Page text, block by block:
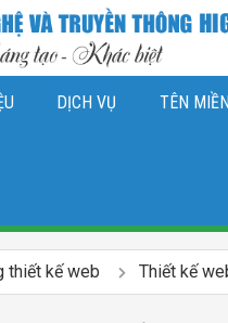
DỊCH VỤ TÊN MIỀN
thiết kế web Thiết kế